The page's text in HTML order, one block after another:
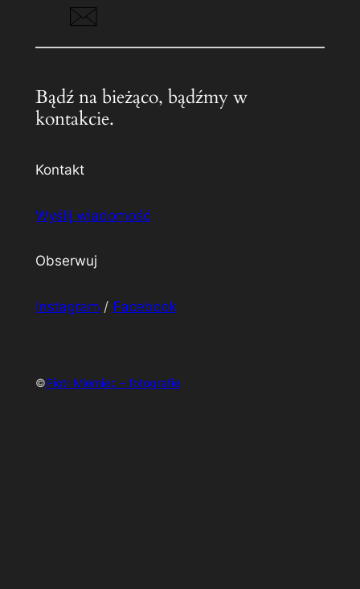
Bądź na bieżąco, bądźmy w
kontakcie.
Kontakt
Wyślij wiadomość
Obserwuj
Instagram / Facebook
©Piotr Miemiec – fotografie